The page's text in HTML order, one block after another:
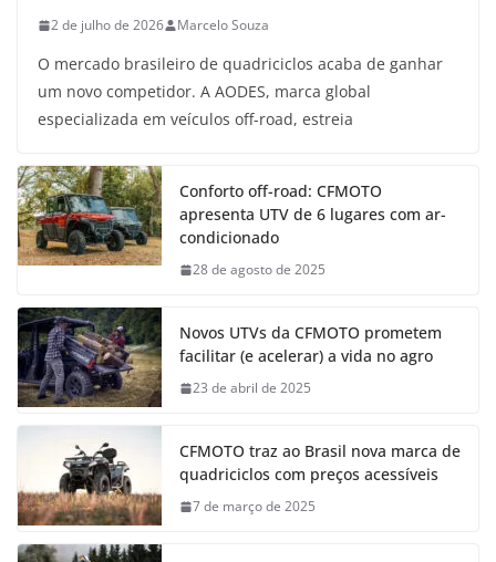
2 de julho de 2026 Marcelo Souza
O mercado brasileiro de quadriciclos acaba de ganhar
um novo competidor. A AODES, marca global
especializada em veículos off-road, estreia
Conforto off-road: CFMOTO
apresenta UTV de 6 lugares com ar-
condicionado
28 de agosto de 2025
Novos UTVs da CFMOTO prometem
facilitar (e acelerar) a vida no agro
23 de abril de 2025
CFMOTO traz ao Brasil nova marca de
quadriciclos com preços acessíveis
7 de março de 2025